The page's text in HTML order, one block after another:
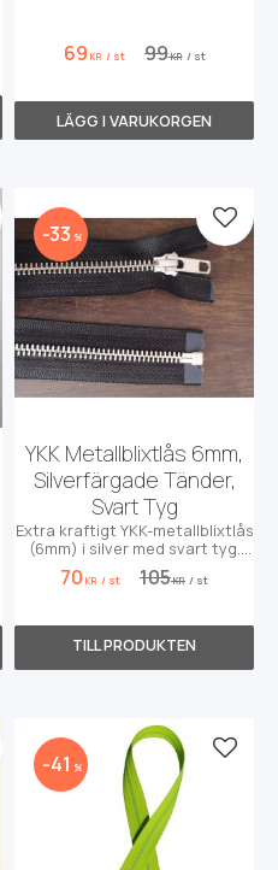
69 KR / st 99KR / st
till i favoriter
YKK Metallblixtlås 6mm,
Silverfärgade Tänder,
Svart Tyg
Extra kraftigt YKK-metallblixtlås
(6mm) i silver med svart tyg.
Perfekt för projekt som kräver
maximal slitstyrka och robust
70 KR / st 105KR / st
33 % Lägg
till i favoriter
41 % Lägg